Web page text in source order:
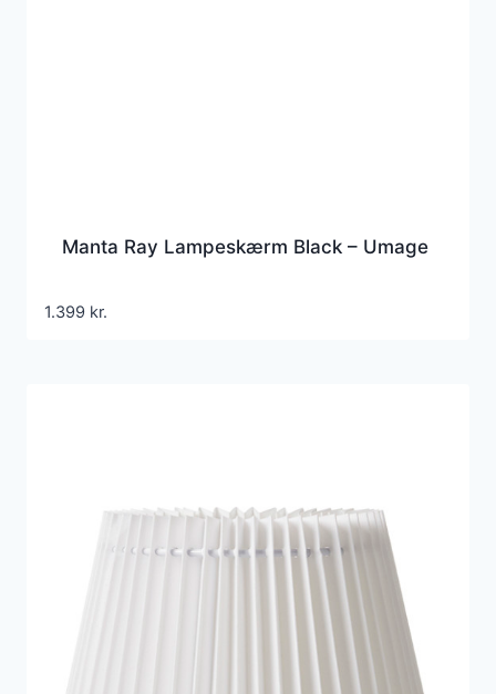
Manta Ray Lampeskærm Black – Umage
1.399 kr.